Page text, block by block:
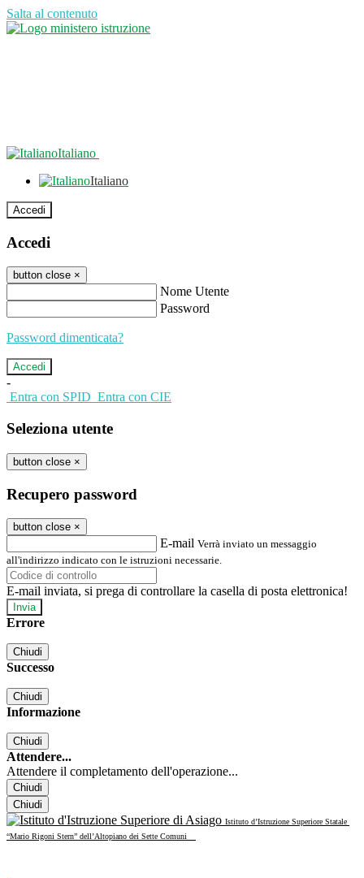
Salta al contenuto
Italiano
Italiano
Accedi
Accedi
button close ×
Nome Utente
Password
Password dimenticata?
-
Entra con SPID Entra con CIE
Seleziona utente
button close ×
Recupero password
button close ×
E-mail Verrà inviato un messaggio
all'indirizzo indicato con le istruzioni necessarie.
E-mail inviata, si prega di controllare la casella di posta elettronica!
Errore
Chiudi
Successo
Chiudi
Informazione
Chiudi
Attendere...
Attendere il completamento dell'operazione...
Chiudi
Chiudi
Istituto d’Istruzione Superiore Statale
“Mario Rigoni Stern” dell’Altopiano dei Sette Comuni